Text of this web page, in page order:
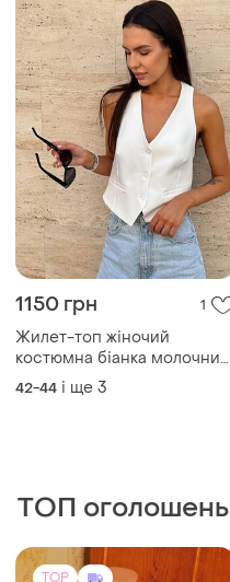
1150 грн 1
Жилет-топ жіночий
костюмна біанка молочний
чорний one size
42-44 і ще 3
ТОП оголошень
TOP